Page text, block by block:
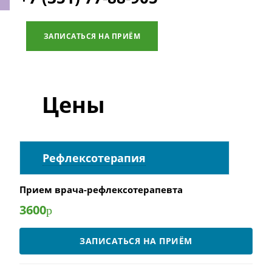
ЗАПИСАТЬСЯ НА ПРИЁМ
Цены
Рефлексотерапия
Прием врача-рефлексотерапевта
3600р
ЗАПИСАТЬСЯ НА ПРИЁМ